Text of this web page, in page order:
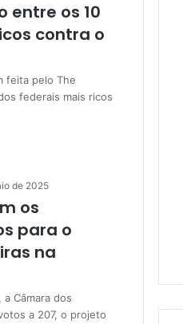
entre os 10
contra o
feita pelo The
federais mais ricos
de 2025
os
para o
na
Câmara dos
a 207, o projeto